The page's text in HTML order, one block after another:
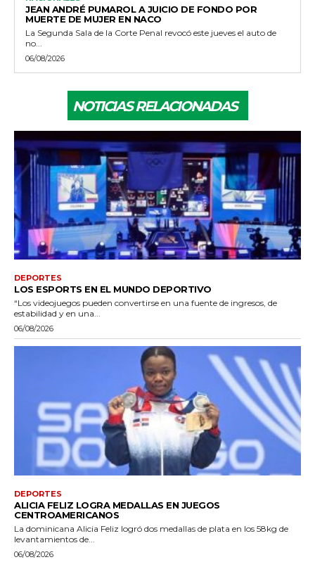
JEAN ANDRÉ PUMAROL A JUICIO DE FONDO POR
MUERTE DE MUJER EN NACO
La Segunda Sala de la Corte Penal revocó este jueves el auto de
no...
06/08/2026
NOTICIAS RELACIONADAS
DEPORTES
LOS ESPORTS EN EL MUNDO DEPORTIVO
“Los videojuegos pueden convertirse en una fuente de ingresos, de
estabilidad y en una...
06/08/2026
DEPORTES
ALICIA FELIZ LOGRA MEDALLAS EN JUEGOS
CENTROAMERICANOS
La dominicana Alicia Feliz logró dos medallas de plata en los 58kg de
levantamientos de...
06/08/2026